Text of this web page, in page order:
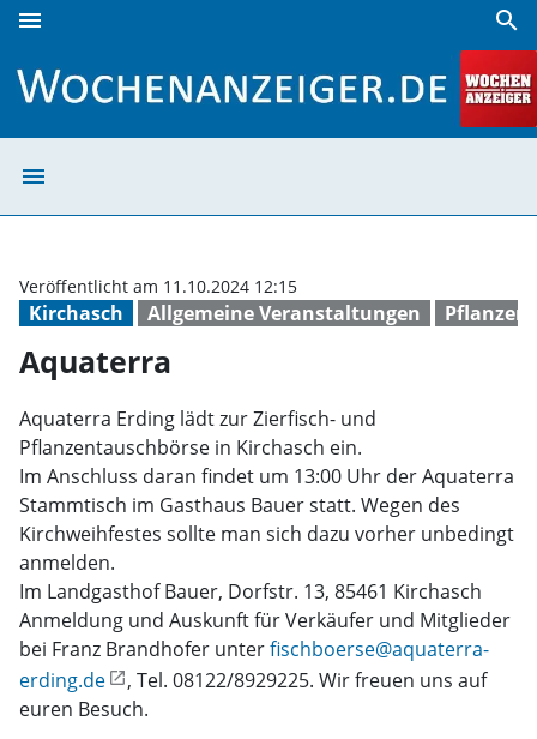
menu search
menu
Kirchasch Allgemeine Veranstaltungen Pflanzen
Veröffentlicht am 11.10.2024 12:15
Aquaterra
Aquaterra Erding lädt zur Zierfisch- und
Pflanzentauschbörse in Kirchasch ein.
Im Anschluss daran findet um 13:00 Uhr der Aquaterra
Stammtisch im Gasthaus Bauer statt. Wegen des
Kirchweihfestes sollte man sich dazu vorher unbedingt
anmelden.
Im Landgasthof Bauer, Dorfstr. 13, 85461 Kirchasch
Anmeldung und Auskunft für Verkäufer und Mitglieder
bei Franz Brandhofer unterfischboerse@aquaterra-
erding.de
, Tel. 08122/8929225. Wir freuen uns auf
euren Besuch.